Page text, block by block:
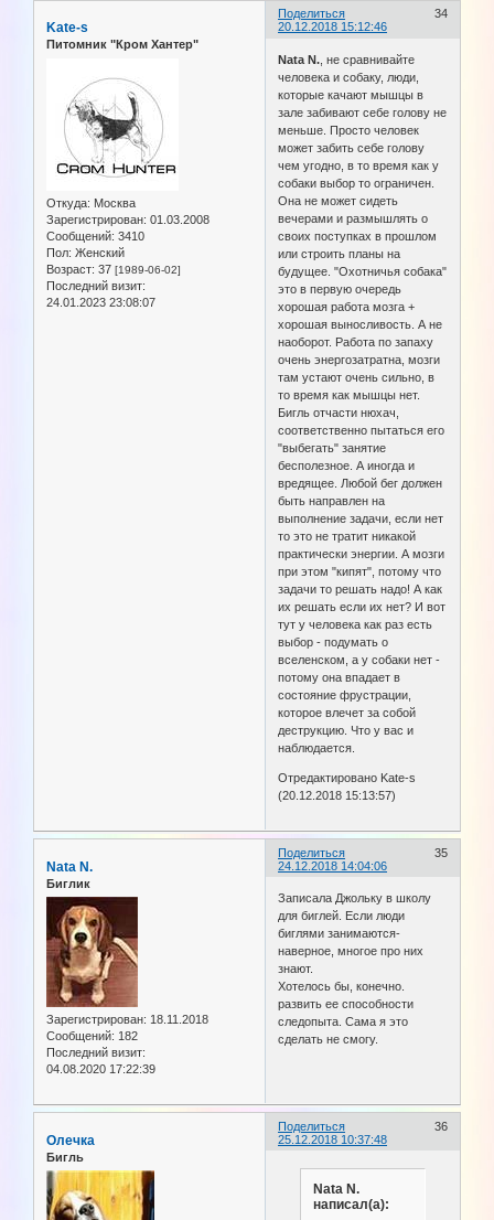
Поделиться
34
20.12.2018 15:12:46
Kate-s
Питомник "Кром Хантер"
Откуда: Москва
Зарегистрирован: 01.03.2008
Сообщений: 3410
Пол: Женский
Возраст: 37 [1989-06-02]
Последний визит:
24.01.2023 23:08:07
Nata N. , не сравнивайте
человека и собаку, люди,
которые качают мышцы в
зале забивают себе голову не
меньше. Просто человек
может забить себе голову
чем угодно, в то время как у
собаки выбор то ограничен.
Она не может сидеть
вечерами и размышлять о
своих поступках в прошлом
или строить планы на
будущее. "Охотничья собака"
это в первую очередь
хорошая работа мозга +
хорошая выносливость. А не
наоборот. Работа по запаху
очень энергозатратна, мозги
там устают очень сильно, в
то время как мышцы нет.
Бигль отчасти нюхач,
соответственно пытаться его
"выбегать" занятие
бесполезное. А иногда и
вредящее. Любой бег должен
быть направлен на
выполнение задачи, если нет
то это не тратит никакой
практически энергии. А мозги
при этом "кипят", потому что
задачи то решать надо! А как
их решать если их нет? И вот
тут у человека как раз есть
выбор - подумать о
вселенском, а у собаки нет -
потому она впадает в
состояние фрустрации,
которое влечет за собой
деструкцию. Что у вас и
наблюдается.
Отредактировано Kate-s
(20.12.2018 15:13:57)
Поделиться
35
24.12.2018 14:04:06
Nata N.
Биглик
Зарегистрирован: 18.11.2018
Сообщений: 182
Последний визит:
04.08.2020 17:22:39
Записала Джольку в школу
для биглей. Если люди
биглями занимаются-
наверное, многое про них
знают.
Хотелось бы, конечно.
развить ее способности
следопыта. Сама я это
сделать не смогу.
Поделиться
36
25.12.2018 10:37:48
Олечка
Бигль
Nata N.
написал(а):